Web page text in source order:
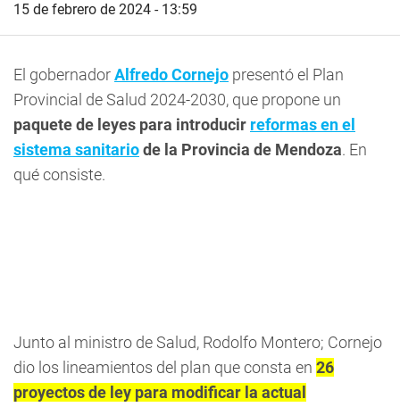
15 de febrero de 2024 - 13:59
El gobernadorAlfredo Cornejo presentó el Plan
Provincial de Salud 2024-2030, que propone un
paquete de leyes para introducir reformas en el
sistema sanitariode la Provincia de Mendoza. En
qué consiste.
Junto al ministro de Salud, Rodolfo Montero; Cornejo
dio los lineamientos del plan que consta en 26
proyectos de ley para modificar la actual